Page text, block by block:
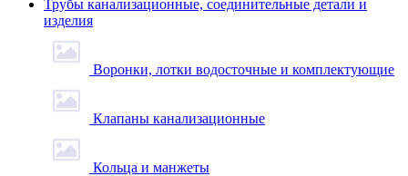
Трубы канализационные, соединительные детали и
изделия
Воронки, лотки водосточные и комплектующие
Клапаны канализационные
Кольца и манжеты